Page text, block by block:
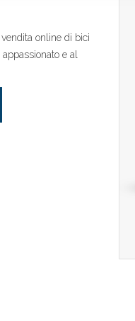
online di bici
e al